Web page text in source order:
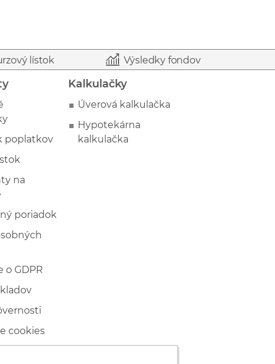
lístok Výsledky fondov
poplatkov
na
poriadok
o GDPR
cookies
Kalkulačky
Úverová kalkulačka
Hypotekárna
kalkulačka